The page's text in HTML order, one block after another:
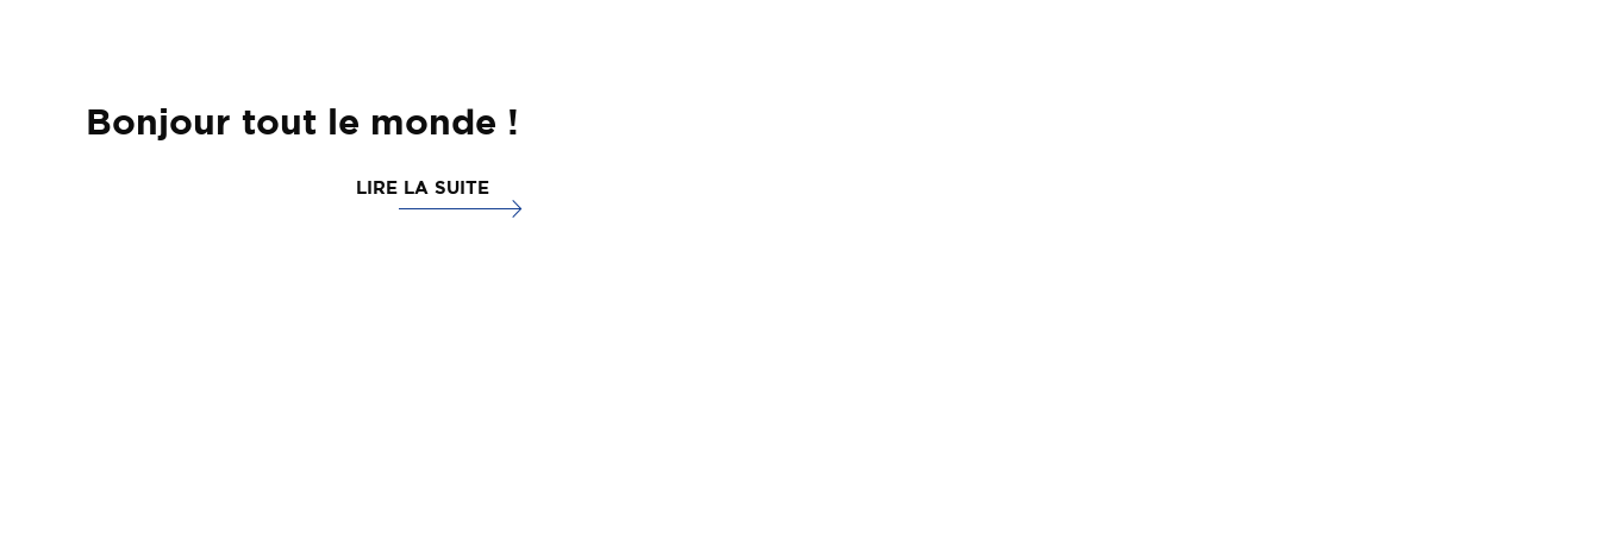
Bonjour tout le monde !
LIRE LA SUITE